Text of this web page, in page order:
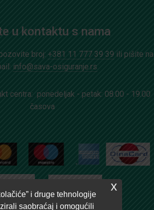
u kontaktu s nama
broj: +381 11 777 39 39 ili pišite na
info@sava-osiguranje.rs
centra: ponedeljak - petak: 08.00 - 19.00
časova
i druge tehnologije
saobraćaj i omogućili
x